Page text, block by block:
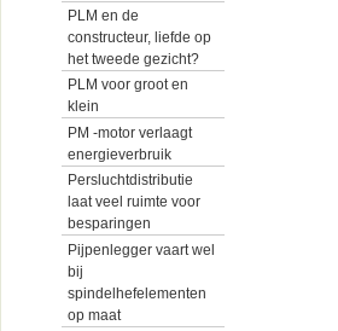
PLM en de
constructeur, liefde op
het tweede gezicht?
PLM voor groot en
klein
PM -motor verlaagt
energieverbruik
Persluchtdistributie
laat veel ruimte voor
besparingen
Pijpenlegger vaart wel
bij
spindelhefelementen
op maat